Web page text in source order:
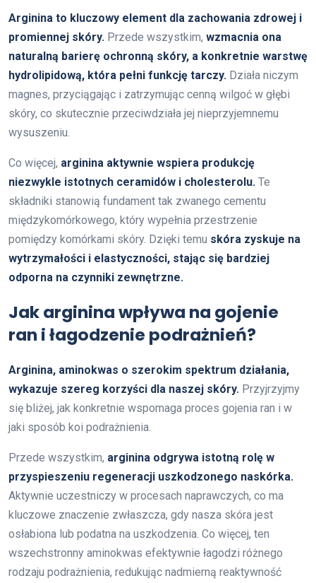
Arginina to kluczowy element dla zachowania zdrowej i
promiennej skóry. Przede wszystkim, wzmacnia ona
naturalną barierę ochronną skóry, a konkretnie warstwę
hydrolipidową, która pełni funkcję tarczy. Działa niczym
magnes, przyciągając i zatrzymując cenną wilgoć w głębi
skóry, co skutecznie przeciwdziała jej nieprzyjemnemu
wysuszeniu.
Co więcej, arginina aktywnie wspiera produkcję
niezwykle istotnych ceramidów i cholesterolu. Te
składniki stanowią fundament tak zwanego cementu
międzykomórkowego, który wypełnia przestrzenie
pomiędzy komórkami skóry. Dzięki temu skóra zyskuje na
wytrzymałości i elastyczności, stając się bardziej
odporna na czynniki zewnętrzne.
Jak arginina wpływa na gojenie
ran i łagodzenie podrażnień?
Arginina, aminokwas o szerokim spektrum działania,
wykazuje szereg korzyści dla naszej skóry. Przyjrzyjmy
się bliżej, jak konkretnie wspomaga proces gojenia ran i w
jaki sposób koi podrażnienia.
Przede wszystkim, arginina odgrywa istotną rolę w
przyspieszeniu regeneracji uszkodzonego naskórka.
Aktywnie uczestniczy w procesach naprawczych, co ma
kluczowe znaczenie zwłaszcza, gdy nasza skóra jest
osłabiona lub podatna na uszkodzenia. Co więcej, ten
wszechstronny aminokwas efektywnie łagodzi różnego
rodzaju podrażnienia, redukując nadmierną reaktywność